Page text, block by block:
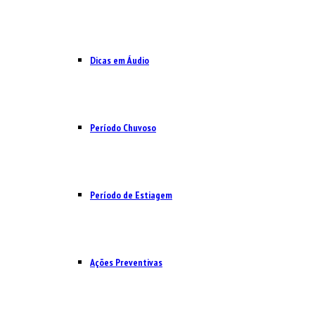
Dicas em Áudio
Período Chuvoso
Período de Estiagem
Ações Preventivas